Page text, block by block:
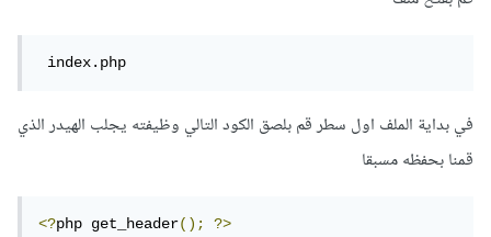
index.php
في بداية الملف اول سطر قم بلصق الكود التالي وظيفته يجلب الهيدر الذي
قمنا بحفظه مسبقا
<?php get_header(); ?>